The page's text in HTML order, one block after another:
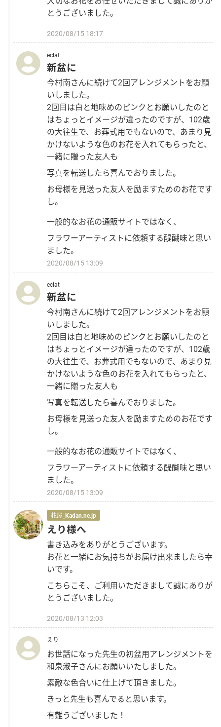
とうございました。
2020/08/15 18:17
eclat
新盆に
今村南さんに続けて2回アレンジメントをお願
いしました。
2回目は白と地味めのピンクとお願いしたのと
はちょっとイメージが違ったのですが、102歳
の大往生で、お葬式用でもないので、あまり見
かけないような色のお花を入れてもらったと、
一緒に贈った友人も
写真を転送したら喜んでおりました。
お母様を見送った友人を励ますためのお花です
し。
一般的なお花の通販サイトではなく、
フラワーアーティストに依頼する醍醐味と思い
ました。
2020/08/15 13:09
eclat
新盆に
今村南さんに続けて2回アレンジメントをお願
いしました。
2回目は白と地味めのピンクとお願いしたのと
はちょっとイメージが違ったのですが、102歳
の大往生で、お葬式用でもないので、あまり見
かけないような色のお花を入れてもらったと、
一緒に贈った友人も
写真を転送したら喜んでおりました。
お母様を見送った友人を励ますためのお花です
し。
一般的なお花の通販サイトではなく、
フラワーアーティストに依頼する醍醐味と思い
ました。
2020/08/15 13:09
花屋_Kadan.ne.jp
えり様へ
書き込みをありがとうございます。
お花と一緒にお気持ちがお届け出来ましたら幸
いです。
こちらこそ、ご利用いただきまして誠にありが
とうございました。
2020/08/13 12:03
えり
お世話になった先生の初盆用アレンジメントを
和泉淑子さんにお願いいたしました。
素敵な色合いに仕上げて頂きました。
きっと先生も喜んでると思います。
有難うございました！